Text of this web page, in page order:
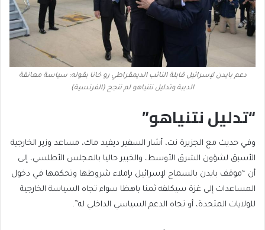
دعم بايدن لإسرائيل قابلة النائب الديمقراطي رو خانا بقوله: سياسة معانقة
الدببة وتدليل نتنياهو لم تنجح (الفرنسية)
“تدليل نتنياهو”
وفي حديث مع الجزيرة نت، أشار السفير ديفيد ماك، مساعد وزير الخارجية
الأسبق لشؤون الشرق الأوسط، والخبير حاليا بالمجلس الأطلسي، إلى
أن “موقف بايدن بالسماح لإسرائيل بإملاء شروطها وتحكمها في دخول
المساعدات إلى غزة سيكلفه ثمنا باهظا سواء تجاه السياسة الخارجية
للولايات المتحدة، أو تجاه الدعم السياسي الداخلي له”.